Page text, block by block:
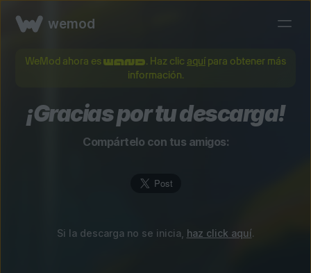
wemod
WeMod ahora es . Haz clic aquípara obtener más
información.
¡Gracias por tu descarga!
Compártelo con tus amigos:
Si la descarga no se inicia, haz click aquí.